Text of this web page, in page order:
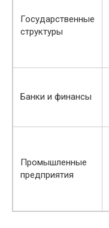
Государственные
структуры
Банки и финансы
Промышленные
предприятия